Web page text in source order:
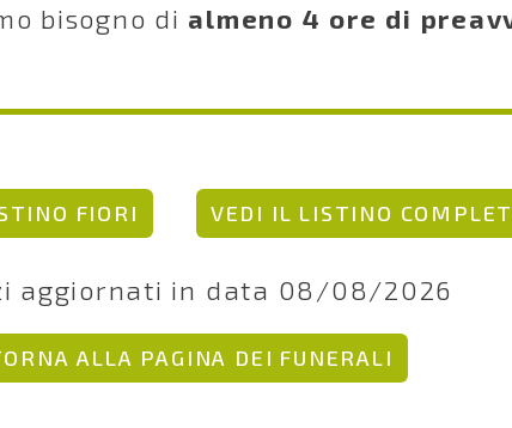
bisogno di almeno 4 ore di
FIORI VEDI IL LISTINO
aggiornati in data 08/08/2026
ALLA PAGINA DEI FUNERALI